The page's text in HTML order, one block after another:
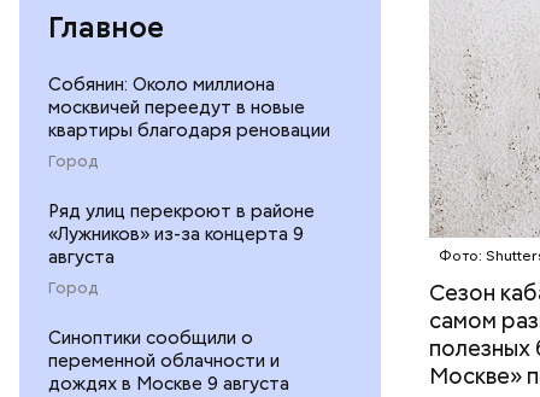
Главное
Собянин: Около миллиона
москвичей переедут в новые
квартиры благодаря реновации
Город
Ряд улиц перекроют в районе
«Лужников» из-за концерта 9
августа
Город
Синоптики сообщили о
переменной облачности и
дождях в Москве 9 августа
Фото:
Сезон
самом
полезных
Москве»
кожи;
плода.
— В